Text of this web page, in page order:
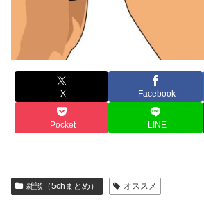
X Facebook
Pocket LINE
雑談（5chまとめ） オススメ